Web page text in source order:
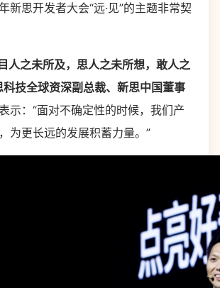
新思开发者大会“远·见”的主题非常契
人之未所及，思人之未所想，敢人之
科技全球资深副总裁、新思中国董事
示：“面对不确定性的时候，我们产
为更长远的发展积蓄力量。”